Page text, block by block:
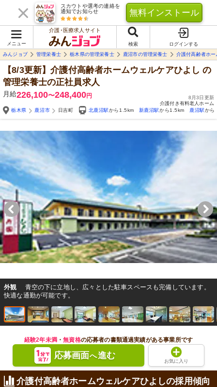
スカウトや選考の連絡を
通知でお知らせ
無料インストール
メニュー
介護･医療求人サイト
検索
ログインする
みんジョブ
管理栄養士 栃木県の管理栄養士 鹿沼市の管理栄養士 介護付高齢者ホ
【8/3更新】介護付高齢者ホームウェルケアひよし の
管理栄養士の正社員求人
月給226,100〜248,400円
8月3日更新
介護付き有料老人ホーム
栃木県
鹿沼市 日吉町 北鹿沼駅から1.5km 新鹿沼駅から1.5km 鹿沼駅から
外観
青空の下に立地し、広々とした駐車スペースも完備しています。
快適な通勤が可能です。
経験2年未満・無資格の応募者の書類通過実績がある事業所です
応募画面へ進む
お気に入り
介護付高齢者ホームウェルケアひよしの採用傾向